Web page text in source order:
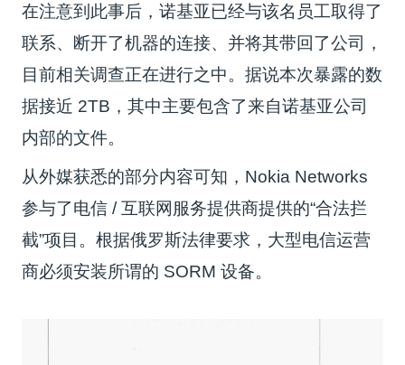
在注意到此事后，诺基亚已经与该名员工取得了
联系、断开了机器的连接、并将其带回了公司，
目前相关调查正在进行之中。据说本次暴露的数
据接近 2TB，其中主要包含了来自诺基亚公司
内部的文件。
从外媒获悉的部分内容可知，Nokia Networks
参与了电信 / 互联网服务提供商提供的“合法拦
截”项目。根据俄罗斯法律要求，大型电信运营
商必须安装所谓的 SORM 设备。